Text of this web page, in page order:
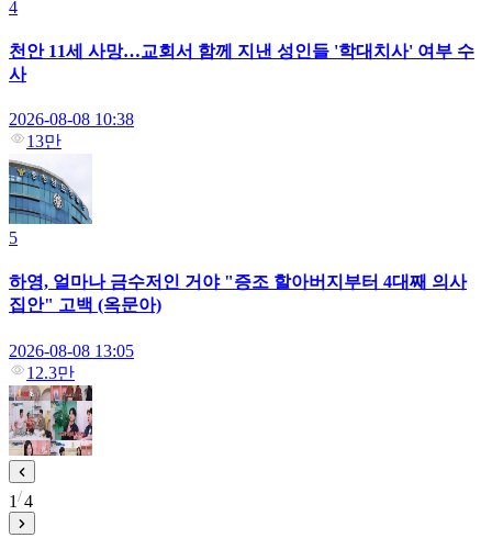
4
천안 11세 사망…교회서 함께 지낸 성인들 '학대치사' 여부 수
사
2026-08-08 10:38
13만
5
하영, 얼마나 금수저인 거야 "증조 할아버지부터 4대째 의사
집안" 고백 (옥문아)
2026-08-08 13:05
12.3만
1 4